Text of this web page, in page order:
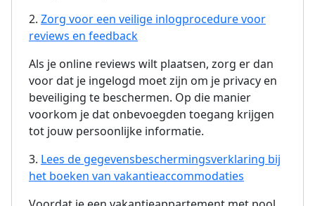
2. Zorg voor een veilige inlogprocedure voor
reviews en feedback
Als je online reviews wilt plaatsen, zorg er dan
voor dat je ingelogd moet zijn om je privacy en
beveiliging te beschermen. Op die manier
voorkom je dat onbevoegden toegang krijgen
tot jouw persoonlijke informatie.
3. Lees de gegevensbeschermingsverklaring bij
het boeken van vakantieaccommodaties